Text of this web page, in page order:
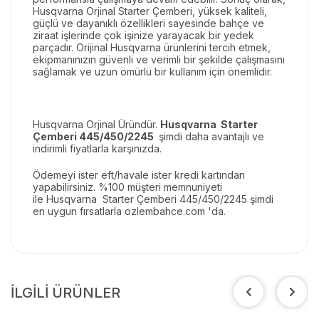
Husqvarna Orjinal Starter Çemberi, yüksek kaliteli,
güçlü ve dayanıklı özellikleri sayesinde bahçe ve
ziraat işlerinde çok işinize yarayacak bir yedek
parçadır. Orijinal Husqvarna ürünlerini tercih etmek,
ekipmanınızın güvenli ve verimli bir şekilde çalışmasını
sağlamak ve uzun ömürlü bir kullanım için önemlidir.
Husqvarna Orjinal Üründür. Husqvarna Starter
Çemberi 445/450/2245 şimdi daha avantajlı ve
indirimli fiyatlarla karşınızda.
Ödemeyi ister eft/havale ister kredi kartından
yapabilirsiniz. %100 müşteri memnuniyeti
ile Husqvarna Starter Çemberi 445/450/2245 şimdi
en uygun fırsatlarla ozlembahce.com 'da.
İLGİLİ ÜRÜNLER